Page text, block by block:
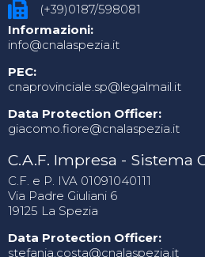
(+39)0187/598081
Informazioni:
info@cnalaspezia.it
PEC:
cnaprovinciale.sp@legalmail.it
Data Protection Officer:
giacomo.fiore@cnalaspezia.it
C.A.F. Impresa - Sistema
C.F. e P. IVA 01091040111
Via Padre Giuliani 6
19125 La Spezia
Data Protection Officer:
stefania.costa@cnalaspezia.it